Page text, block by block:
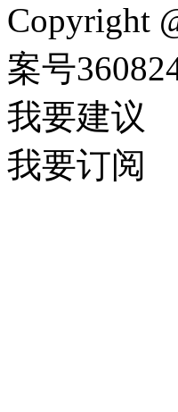
Copyright
案号
我要建议
我要订阅